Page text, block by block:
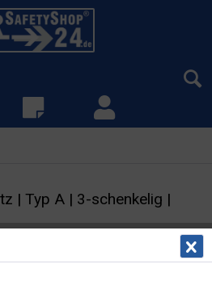
| Typ A | 3-schenkelig |
| Kreisform | selbstklebend